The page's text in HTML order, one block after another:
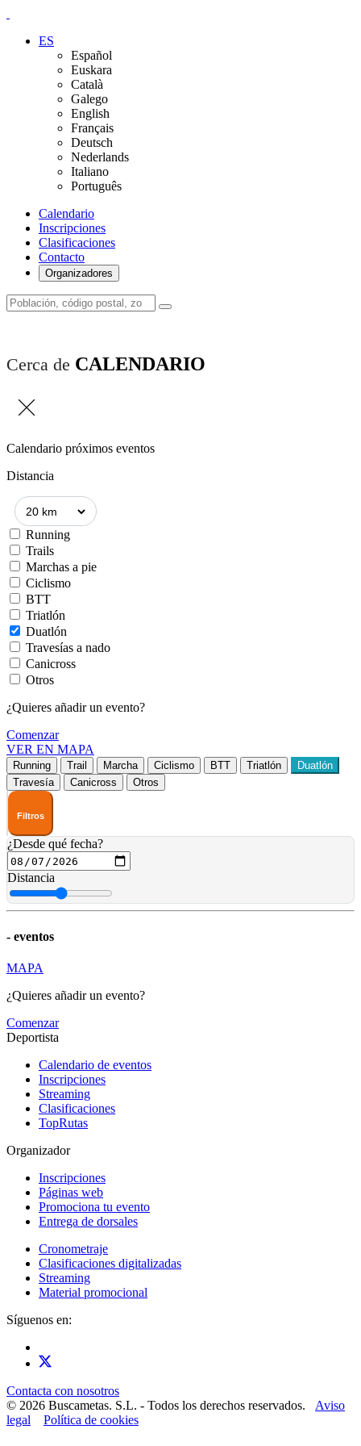
ES
Español
Euskara
Català
Galego
English
Français
Deutsch
Nederlands
Italiano
Português
Calendario
Inscripciones
Clasificaciones
Contacto
Organizadores
Cerca de CALENDARIO
Calendario próximos eventos
Distancia
Running
Trails
Marchas a pie
Ciclismo
BTT
Triatlón
Duatlón
Travesías a nado
Canicross
Otros
¿Quieres añadir un evento?
Comenzar
VER EN MAPA
Running Trail Marcha Ciclismo BTT Triatlón
Duatlón
Travesía
Canicross Otros
Filtros
¿Desde qué fecha?
Distancia
- eventos
MAPA
¿Quieres añadir un evento?
Comenzar
Deportista
Calendario de eventos
Inscripciones
Streaming
Clasificaciones
TopRutas
Organizador
Inscripciones
Páginas web
Promociona tu evento
Entrega de dorsales
Cronometraje
Clasificaciones digitalizadas
Streaming
Material promocional
Síguenos en:
Contacta con nosotros
© 2026 Buscametas. S.L. - Todos los derechos reservados. Aviso
legal
Política de cookies